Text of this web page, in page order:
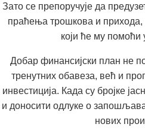
Зато се препоручује да
праћења трошкова и прихода,
који ће му помоћи
Добар финансијски план не
тренутних обавеза, већ и
инвестиција. Када су бројке
и доносити одлуке о
нових